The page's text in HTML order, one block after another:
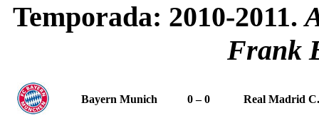
Temporada: 2010-2011.
Frank
Bayern Munich 0 – 0 Real Madrid